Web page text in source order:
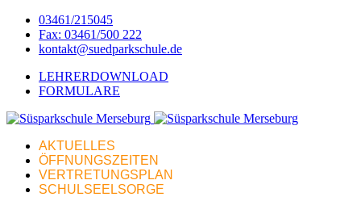
03461/215045
Fax: 03461/500 222
kontakt@suedparkschule.de
LEHRERDOWNLOAD
FORMULARE
AKTUELLES
ÖFFNUNGSZEITEN
VERTRETUNGSPLAN
SCHULSEELSORGE